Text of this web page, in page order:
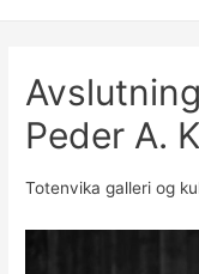
Peder A.
Totenvika galleri og